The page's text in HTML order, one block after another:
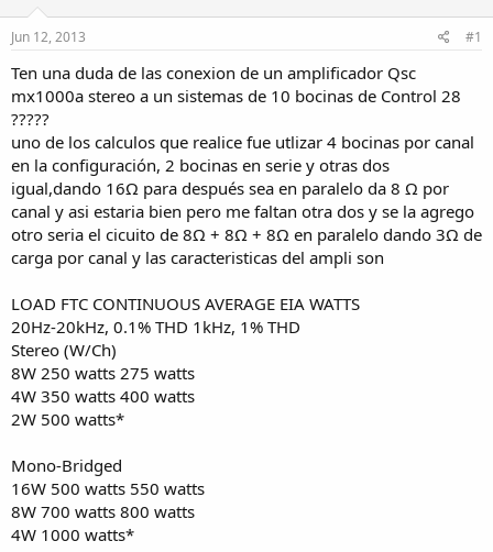
Jun 12, 2013 #1
Ten una duda de las conexion de un amplificador Qsc
mx1000a stereo a un sistemas de 10 bocinas de Control 28
?????
uno de los calculos que realice fue utlizar 4 bocinas por canal
en la configuración, 2 bocinas en serie y otras dos
igual,dando 16Ω para después sea en paralelo da 8 Ω por
canal y asi estaria bien pero me faltan otra dos y se la agrego
otro seria el cicuito de 8Ω + 8Ω + 8Ω en paralelo dando 3Ω de
carga por canal y las caracteristicas del ampli son
LOAD FTC CONTINUOUS AVERAGE EIA WATTS
20Hz-20kHz, 0.1% THD 1kHz, 1% THD
Stereo (W/Ch)
8W 250 watts 275 watts
4W 350 watts 400 watts
2W 500 watts*
Mono-Bridged
16W 500 watts 550 watts
8W 700 watts 800 watts
4W 1000 watts*